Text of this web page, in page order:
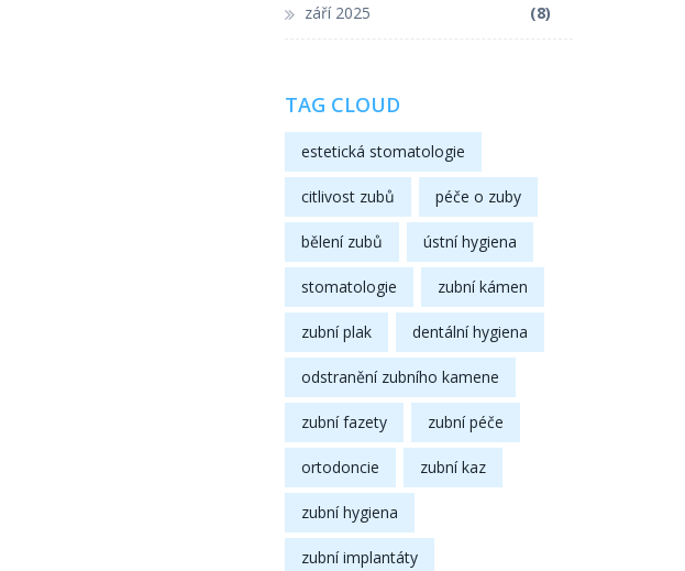
září 2025 (8)
TAG CLOUD
estetická stomatologie
citlivost zubů péče o zuby
bělení zubů ústní hygiena
stomatologie zubní kámen
zubní plak dentální hygiena
odstranění zubního kamene
zubní fazety zubní péče
ortodoncie zubní kaz
zubní hygiena
zubní implantáty